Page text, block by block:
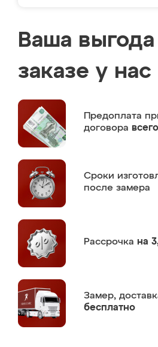
Ваша
заказе у нас
Предоплата
договора
Сроки
после замера
Рассрочка на
Замер,
бесплатно